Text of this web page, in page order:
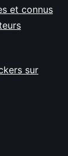
et connus
sur